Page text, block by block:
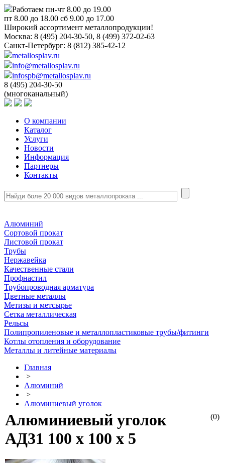
Работаем пн-чт 8.00 до 19.00
пт 8.00 до 18.00 сб 9.00 до 17.00
Широкий ассортимент металлопродукции!
Москва: 8 (495) 204-30-50, 8 (499) 372-02-63
Санкт-Петербург: 8 (812) 385-42-12
metallosplav.ru
info@metallosplav.ru
infospb@metallosplav.ru
8 (495) 204-30-50
(многоканальный)
О компании
Каталог
Услуги
Новости
Информация
Партнеры
Контакты
Алюминий
Сортовой прокат
Листовой прокат
Трубы
Нержавейка
Качественные стали
Профнастил
Трубопроводная арматура
Цветные металлы
Метизы и метсырье
Сетка металлическая
Рельсы
Полипропиленовые и металлопластиковые трубы/фитинги
Котлы отопления и оборудование
Металлы и литейные материалы
Главная
>
Алюминий
>
Алюминиевый уголок
(0)
Алюминиевый уголок
АД31 100 х 100 х 5